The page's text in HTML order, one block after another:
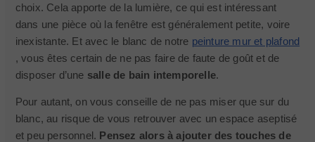
choix. Cela apporte de la lumière, ce qui est intéressant
dans une pièce où la fenêtre est généralement petite, voire
inexistante. Et avec le blanc de notre peinture mur et plafond
, vous êtes certain de ne pas faire de faute de goût et de
disposer d’une salle de bain intemporelle.
Pour autant, on vous conseille de ne pas miser que sur du
blanc, au risque de vous retrouver avec un espace aseptisé
et peu personnel. Pensez alors à ajouter des touches de